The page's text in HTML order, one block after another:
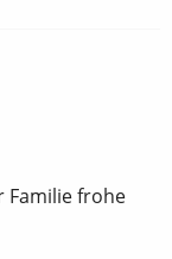
Familie frohe